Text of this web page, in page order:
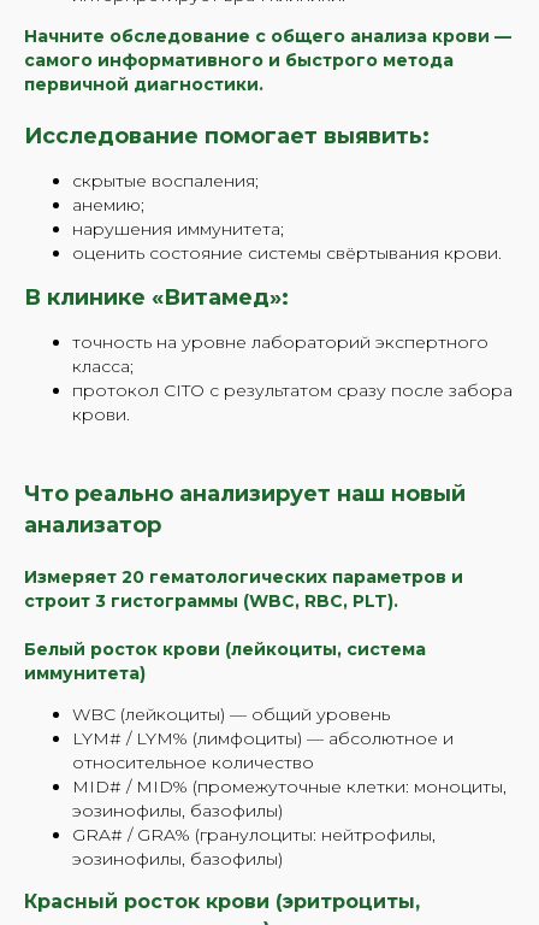
Начните обследование с общего анализа крови —
самого информативного и быстрого метода
первичной диагностики.
Исследование помогает выявить:
скрытые воспаления;
анемию;
нарушения иммунитета;
оценить состояние системы свёртывания крови.
В клинике «Витамед»:
точность на уровне лабораторий экспертного
класса;
протокол CITO с результатом сразу после забора
крови.
Что реально анализирует наш новый
анализатор
Измеряет 20 гематологических параметров и
строит 3 гистограммы (WBC, RBC, PLT).
Белый росток крови (лейкоциты, система
иммунитета)
WBC (лейкоциты) — общий уровень
LYM# / LYM% (лимфоциты) — абсолютное и
относительное количество
MID# / MID% (промежуточные клетки: моноциты,
эозинофилы, базофилы)
GRA# / GRA% (гранулоциты: нейтрофилы,
эозинофилы, базофилы)
Красный росток крови (эритроциты,
Запишитесь
на консультацию
и узнайте, с чего
начать обследование
Если Вы не уверены, какой комплекс
выбрать, наш специалист поможет Вам
определиться.
Подберите программу обследования на
приеме
ЗАПИСАТЬСЯ НА КОНСУЛЬТАЦИЮ